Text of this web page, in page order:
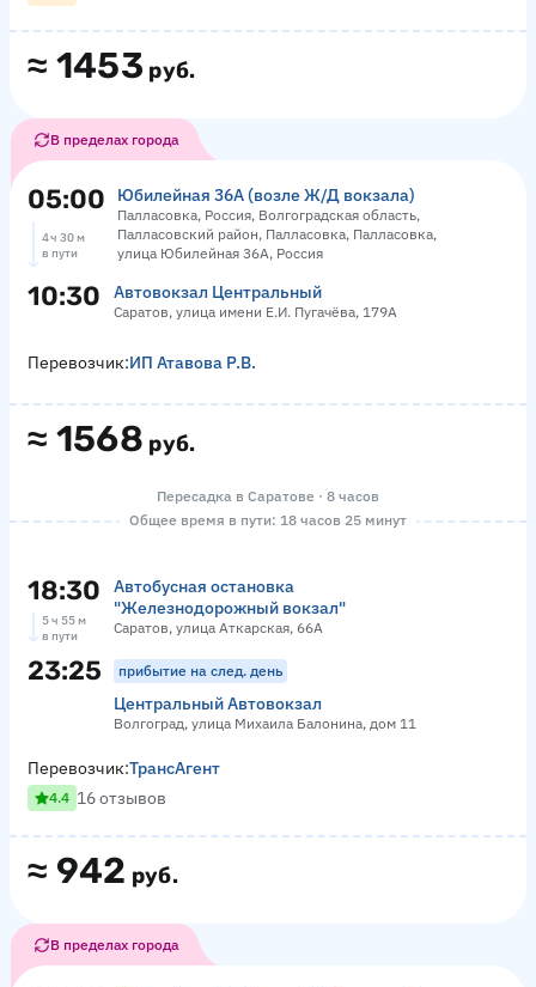
≈ 1453 руб.
В пределах города
05:00 Юбилейная 36А (возле Ж/Д вокзала)
Палласовка, Россия, Волгоградская область,
Палласовский район, Палласовка, Палласовка,
улица Юбилейная 36А, Россия
4 ч 30 м
в пути
10:30 Автовокзал Центральный
Саратов, улица имени Е.И. Пугачёва, 179А
≈ 1568 руб.
Перевозчик:ИП Атавова Р.В.
Пересадка в Саратове · 8 часов
Общее время в пути: 18 часов 25 минут
18:30
Автобусная остановка
"Железнодорожный вокзал"
Саратов, улица Аткарская, 66А
5 ч 55 м
в пути
23:25 прибытие на след. день
Центральный Автовокзал
Волгоград, улица Михаила Балонина, дом 11
≈ 942 руб.
Перевозчик:ТрансАгент
4.4 16 отзывов
В пределах города